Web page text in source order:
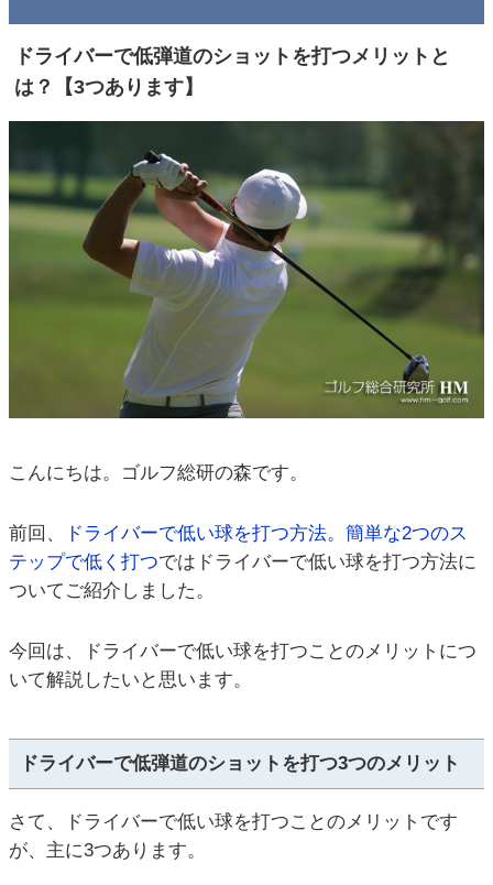
ドライバーで低弾道のショットを打つメリットと
は？【3つあります】
こんにちは。ゴルフ総研の森です。
前回、
ドライバーで低い球を打つ方法。簡単な2つのス
テップで低く打つではドライバーで低い球を打つ方法に
ついてご紹介しました。
今回は、ドライバーで低い球を打つことのメリットにつ
いて解説したいと思います。
ドライバーで低弾道のショットを打つ3つのメリット
さて、ドライバーで低い球を打つことのメリットです
が、主に3つあります。